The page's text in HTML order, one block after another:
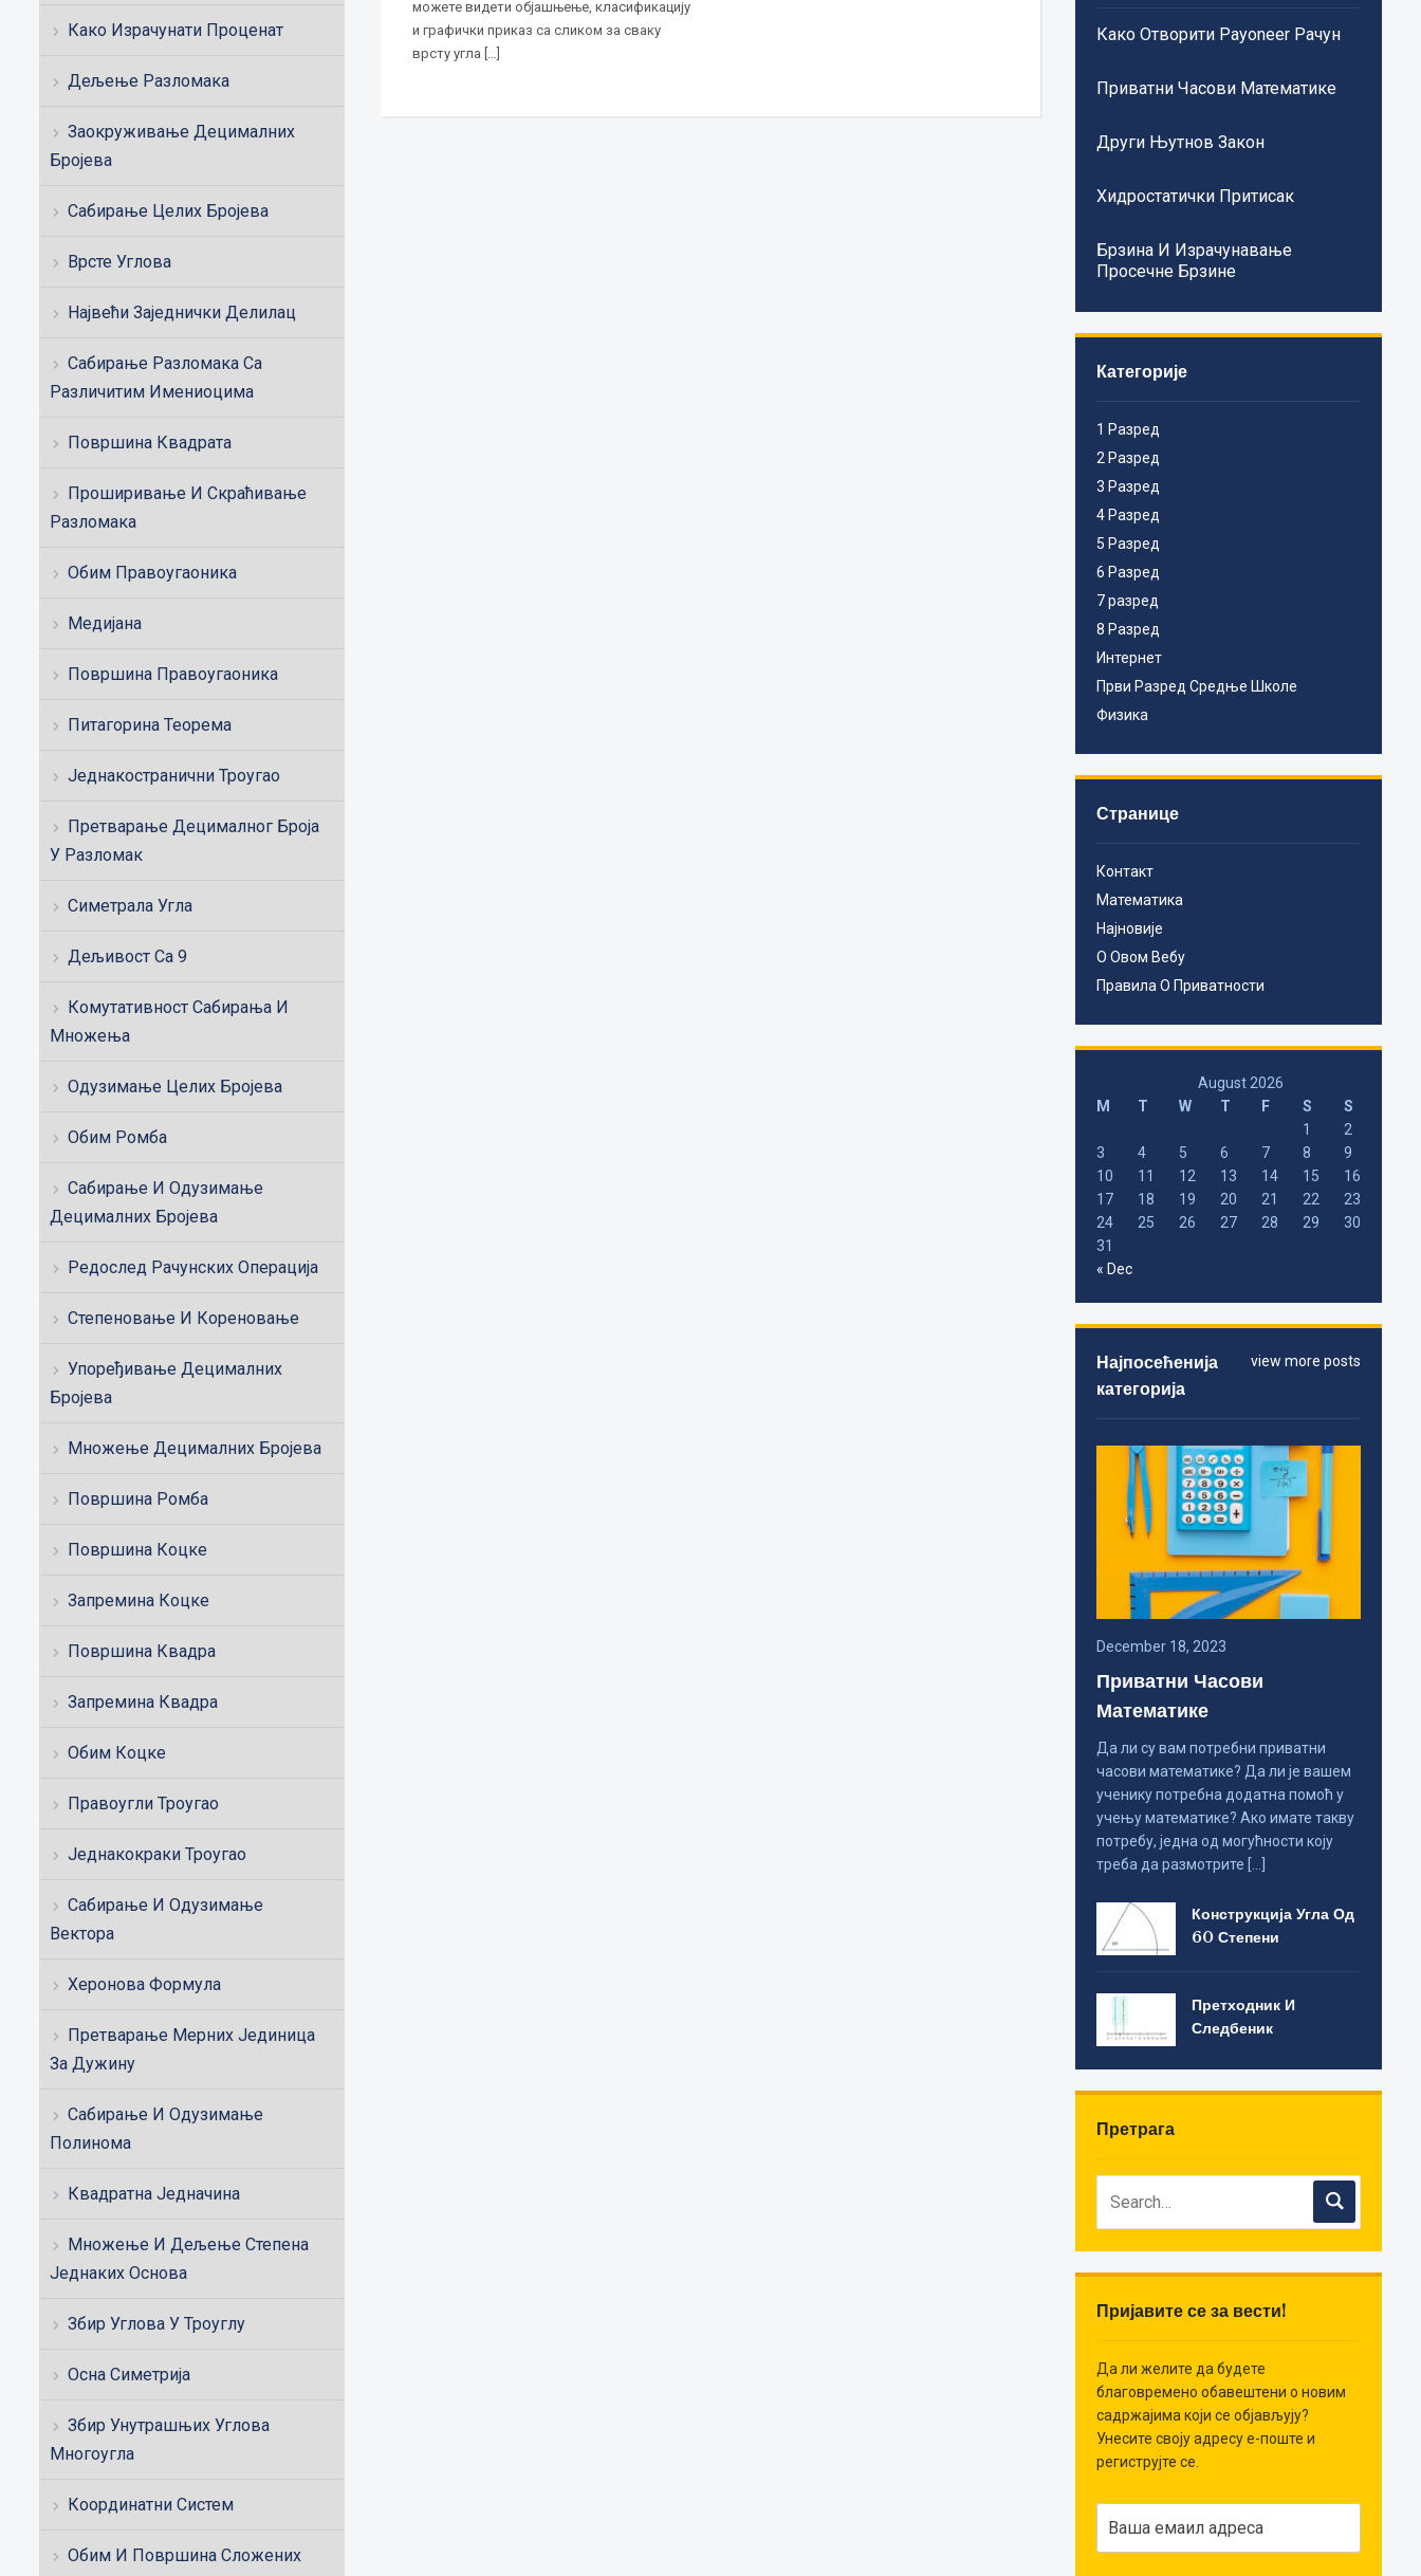
Како Израчунати Проценат
Дељење Разломака
Заокруживање Децималних
Бројева
Сабирање Целих Бројева
Врсте Углова
Највећи Заједнички Делилац
Сабирање Разломака Са
Различитим Имениоцима
Површина Квадрата
Проширивање И Скраћивање
Разломака
Обим Правоугаоника
Медијана
Површина Правоугаоника
Питагорина Теорема
Једнакостранични Троугао
Претварање Децималног Броја
У Разломак
Симетрала Угла
Дељивост Са 9
Комутативност Сабирања И
Множења
Одузимање Целих Бројева
Обим Ромба
Сабирање И Одузимање
Децималних Бројева
Редослед Рачунских Операција
Степеновање И Кореновање
Упоређивање Децималних
Бројева
Множење Децималних Бројева
Површина Ромба
Површина Коцке
Запремина Коцке
Површина Квадра
Запремина Квадра
Обим Коцке
Правоугли Троугао
Једнакокраки Троугао
Сабирање И Одузимање
Вектора
Херонова Формула
Претварање Мерних Јединица
За Дужину
Сабирање И Одузимање
Полинома
Квадратна Једначина
Множење И Дељење Степена
Једнаких Основа
Збир Углова У Троуглу
Осна Симетрија
Збир Унутрашњих Углова
Многоугла
Координатни Систем
Обим И Површина Сложених
можете видети објашњење, класификацију
и графички приказ са сликом за сваку
врсту угла […]
Како Отворити Payoneer Рачун
Приватни Часови Математике
Други Њутнов Закон
Хидростатички Притисак
Брзина И Израчунавање
Просечне Брзине
Категорије
1 Разред
2 Разред
3 Разред
4 Разред
5 Разред
6 Разред
7 разред
8 Разред
Интернет
Први Разред Средње Школе
Физика
Странице
Контакт
Математика
Најновије
О Овом Вебу
Правила О Приватности
August 2026
M
T W T F S
S
1
2
3
4 5 6 7 8
9
10
11 12 13 14 15
16
17
18 19 20 21 22
23
24
25 26 27 28 29
30
31
« Dec
view more posts
Најпосећенија
категорија
December 18, 2023
Приватни Часови
Математике
Да ли су вам потребни приватни
часови математике? Да ли је вашем
ученику потребна додатна помоћ у
учењу математике? Ако имате такву
потребу, једна од могућности коју
треба да размотрите […]
Конструкција Угла Од
60 Степени
Претходник И
Следбеник
Претрага
Пријавите се за вести!
Да ли желите да будете
благовремено обавештени о новим
садржајима који се објављују?
Унесите своју адресу е-поште и
региструјте се.